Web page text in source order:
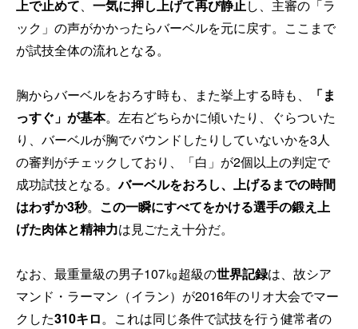
上で止めて、 一気に押し上げて再び静止し、主審の「ラ
ック」の声がかかったらバーベルを元に戻す。ここまで
が試技全体の流れとなる。
胸からバーベルをおろす時も、また挙上する時も、
「ま
っすぐ」が基本。左右どちらかに傾いたり、ぐらついた
り、バーベルが胸でバウンドしたりしていないかを3人
の審判がチェックしており、「白」が2個以上の判定で
成功試技となる。バーベルをおろし、上げるまでの時間
はわずか3秒。 この一瞬にすべてをかける選手の鍛え上
げた肉体と精神力は見ごたえ十分だ。
なお、最重量級の男子107㎏超級の世界記録は、故シア
マンド・ラーマン（イラン）が2016年のリオ大会でマー
クした310キロ。これは同じ条件で試技を行う健常者の